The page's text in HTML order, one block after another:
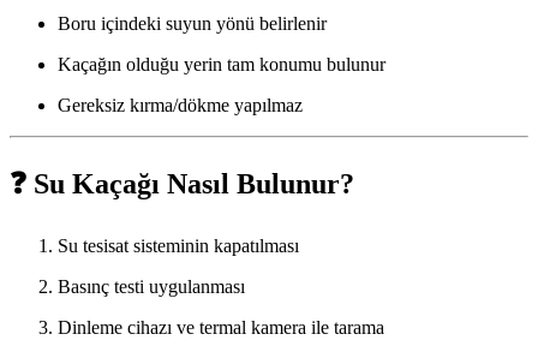
Boru içindeki suyun yönü belirlenir
Kaçağın olduğu yerin tam konumu bulunur
Gereksiz kırma/dökme yapılmaz
❓ Su Kaçağı Nasıl Bulunur?
Su tesisat sisteminin kapatılması
Basınç testi uygulanması
Dinleme cihazı ve termal kamera ile tarama